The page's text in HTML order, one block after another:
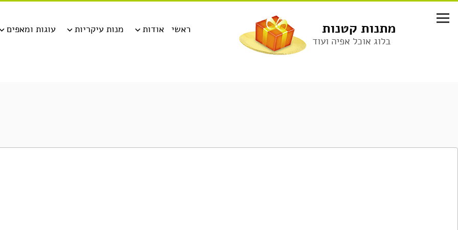
לתוכן
מתנות קטנות
בלוג אוכל אפיה ועוד
עוגות ומאפים מנות עיקריות אודות ראשי